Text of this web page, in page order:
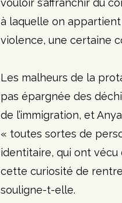
à laquelle on
violence, une certaine
Les malheurs de la
pas épargnée des
de l’immigration, et
« toutes sortes de
identitaire, qui ont vécu
cette curiosité de
souligne-t-elle.